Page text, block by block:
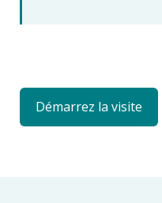
Démarrez la visite